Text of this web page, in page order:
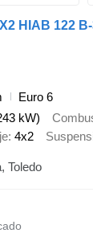
Euro 6
kW)
4x2
Toledo